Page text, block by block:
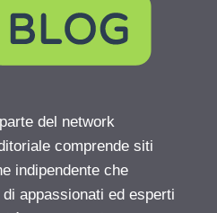
del network
comprende siti
indipendente che
appassionati ed esperti